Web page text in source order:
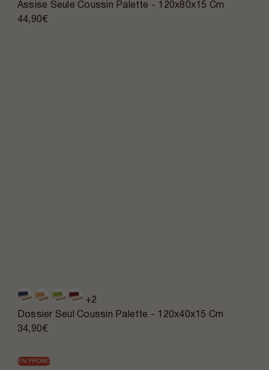
Assise Seule Coussin Palette - 120x80x15 Cm
44,90€
+2
Dossier Seul Coussin Palette - 120x40x15 Cm
34,90€
EN PROMO